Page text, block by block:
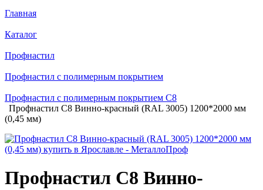
Главная
Каталог
Профнастил
Профнастил с полимерным покрытием
Профнастил с полимерным покрытием С8
Профнастил С8 Винно-красный (RAL 3005) 1200*2000 мм
(0,45 мм)
Профнастил С8 Винно-